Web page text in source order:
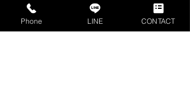
コメント
Phone LINE CONTACT